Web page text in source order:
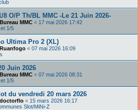
O/P Th/BL MMC -Le 21 Juin 2026-
Bureau MMC « 17 mai 2026 17:42
1/5
Ultima Pro 2 (XL)
Ruanfogo « 07 mai 2026 16:09
Juin 2026
Bureau MMC « 07 mai 2026 08:31
1/5
du vendredi 20 mars 2026
doctorflo « 15 mars 2026 16:17
Slot/MiNi-Z